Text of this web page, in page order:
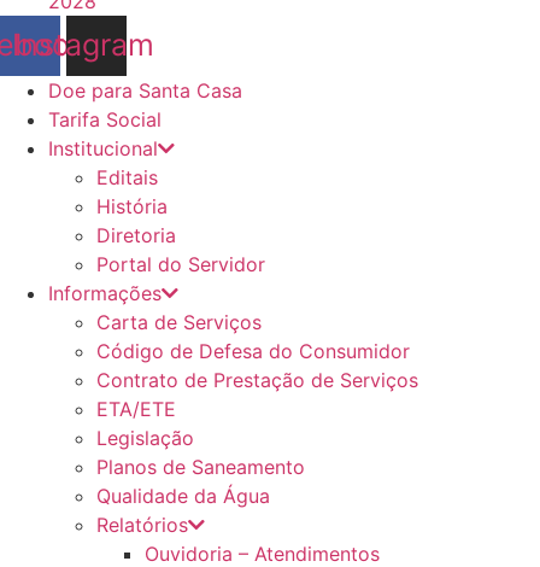
Instagram
Doe para Santa Casa
Tarifa Social
Institucional
Editais
História
Diretoria
Portal do Servidor
Informações
Carta de Serviços
Código de Defesa do Consumidor
Contrato de Prestação de Serviços
ETA/ETE
Legislação
Planos de Saneamento
Qualidade da Água
Relatórios
Ouvidoria – Atendimentos